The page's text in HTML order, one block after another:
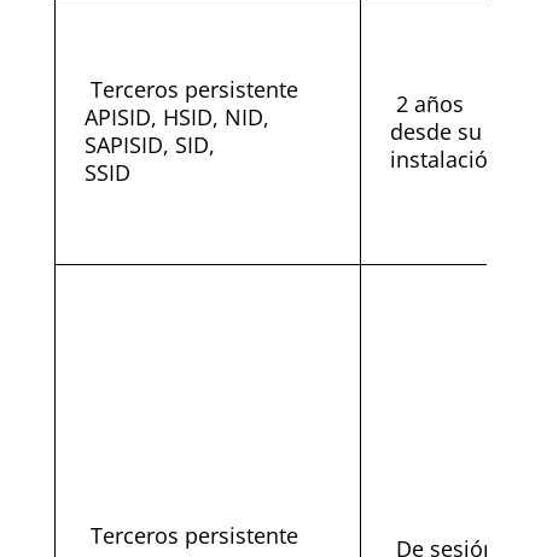
Terceros persistente
APISID, HSID, NID,
SAPISID, SID,
SSID
2 años
desde su
instalación
Terceros persistente
De sesión